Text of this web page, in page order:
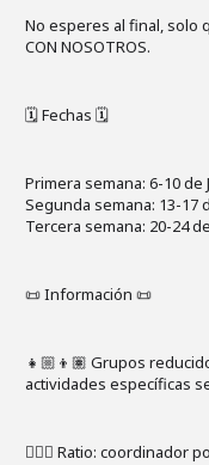
No esperes al final, solo
CON NOSOTROS.
🗓 Fechas 🗓
Primera semana: 6-10 de
Segunda semana: 13-17
Tercera semana: 20-24
📜 Información 📜
👧🏼👦🏽 Grupos
actividades específicas
🤹🏼‍♀️ Ratio: coordinador